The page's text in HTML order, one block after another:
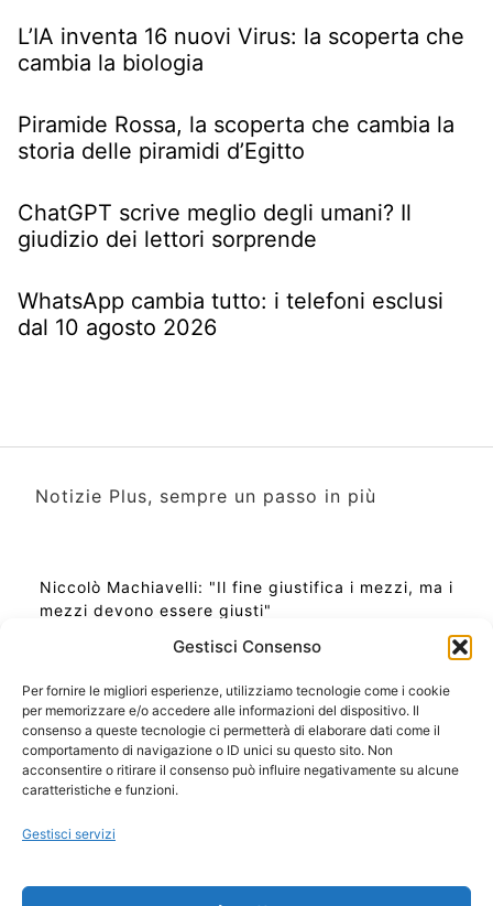
Gestisci Consenso
Per fornire le migliori esperienze, utilizziamo tecnologie come i cookie
per memorizzare e/o accedere alle informazioni del dispositivo. Il
consenso a queste tecnologie ci permetterà di elaborare dati come il
comportamento di navigazione o ID unici su questo sito. Non
acconsentire o ritirare il consenso può influire negativamente su alcune
caratteristiche e funzioni.
Gestisci servizi
L’IA inventa 16 nuovi Virus: la scoperta che
cambia la biologia
Piramide Rossa, la scoperta che cambia la
storia delle piramidi d’Egitto
ChatGPT scrive meglio degli umani? Il
giudizio dei lettori sorprende
WhatsApp cambia tutto: i telefoni esclusi
dal 10 agosto 2026
Notizie Plus, sempre un passo in più
Niccolò Machiavelli: "Il fine giustifica i mezzi, ma i
mezzi devono essere giusti"
Ora Esatta in Italia in questo momento
Ti Senti Strano Ultimamente? Potrebbe Essere per
la Risonanza di Schumann
Come Sapere Se Stai Ascendendo alla Quinta